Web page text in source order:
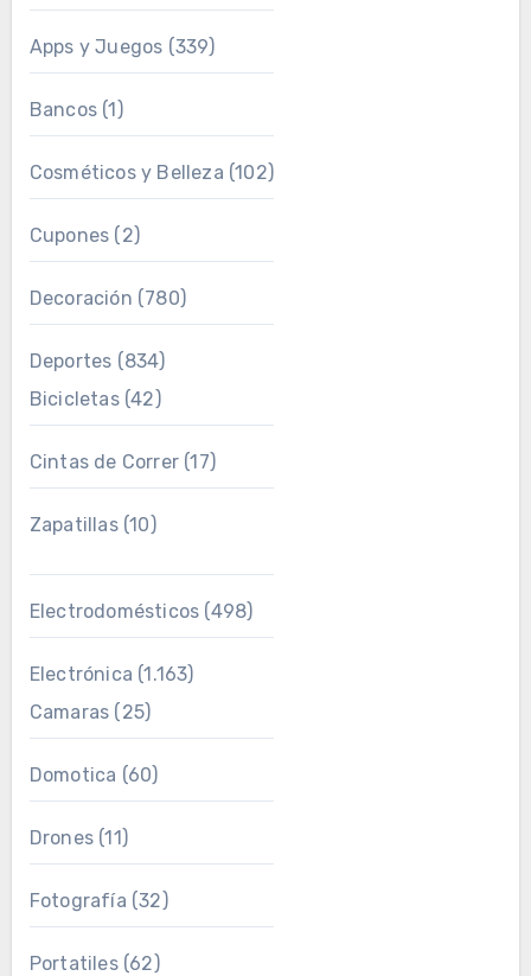
Apps y Juegos (339)
Bancos(1)
Cosméticos y Belleza (102)
Cupones (2)
Decoración (780)
Deportes (834)
Bicicletas(42)
Cintas de Correr(17)
Zapatillas(10)
Electrodomésticos (498)
Electrónica (1.163)
Camaras (25)
Domotica (60)
Drones(11)
Fotografía (32)
Portatiles(62)